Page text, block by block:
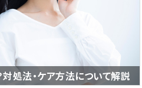
処法・ケア方法について解説